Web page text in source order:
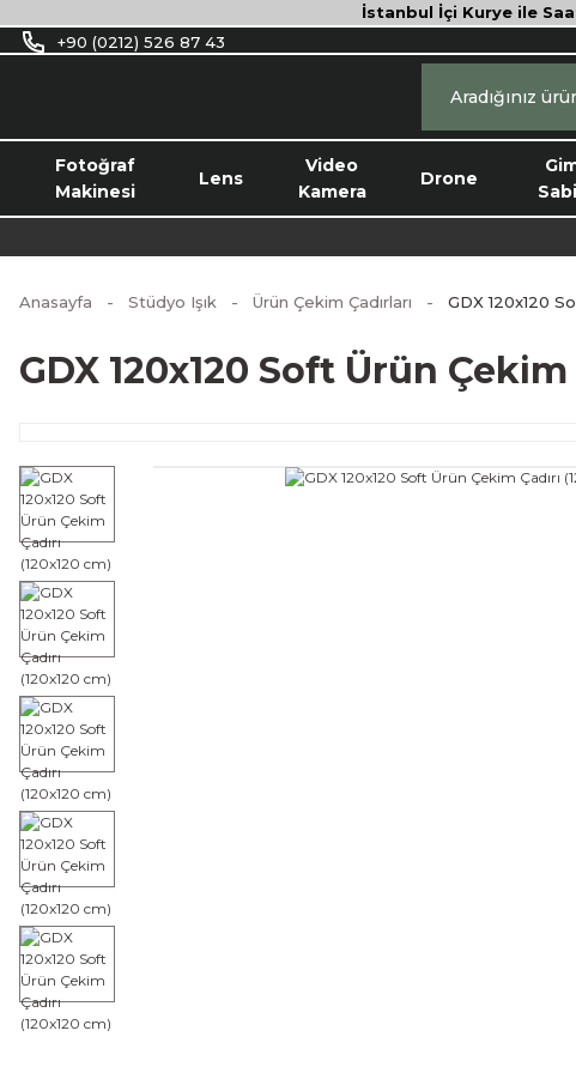
İstanbul İçi Kurye ile
+90 (0212) 526 87 43
Fotoğraf
Makinesi
Lens
Video
Kamera
Drone
Anasayfa Stüdyo Işık Ürün Çekim Çadırları GDX 120x120
GDX 120x120 Soft Ürün Çekim